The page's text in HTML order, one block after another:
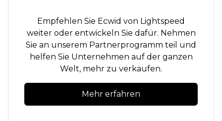
Empfehlen Sie Ecwid von Lightspeed
weiter oder entwickeln Sie dafür. Nehmen
Sie an unserem Partnerprogramm teil und
helfen Sie Unternehmen auf der ganzen
Welt, mehr zu verkaufen.
Mehr erfahren